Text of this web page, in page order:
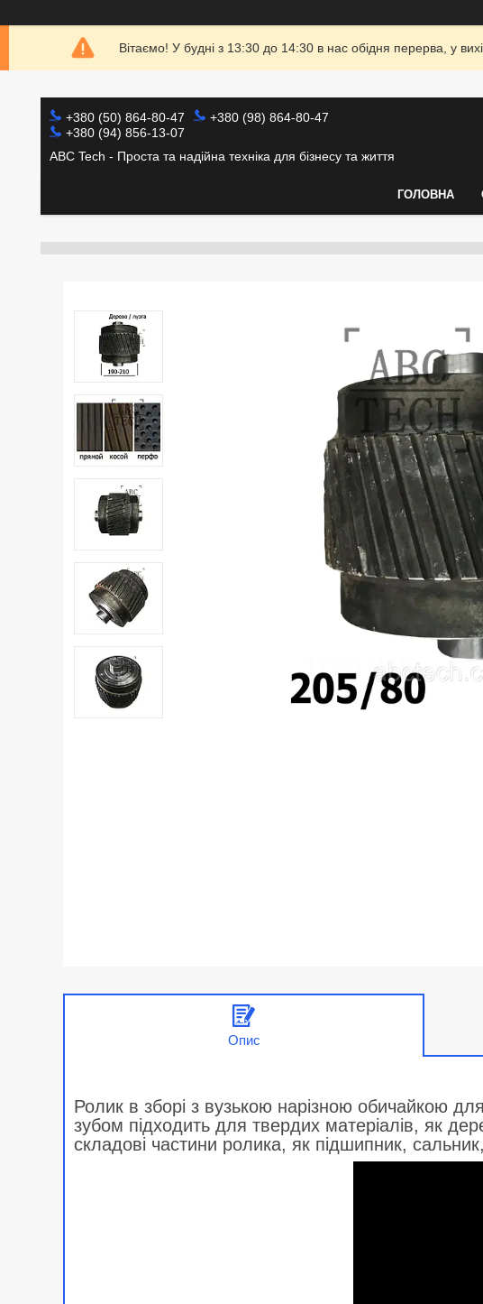
Вітаємо! У будні з 13:30 до 14:30 в нас обідня перерва, у
+380 (50) 864-80-47
+380 (98) 864-80-47
+380 (94) 856-13-07
ABC Tech - Проста та надійна техніка для бізнесу та життя
ГОЛОВНА
Опис
Ролик в зборі з вузькою нарізною обичайкою
зубом підходить для твердих матеріалів, як
складові частини ролика, як підшипник,